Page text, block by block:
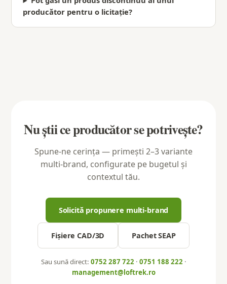
producător pentru o licitație?
Nu știi ce producător se potrivește?
Spune-ne cerința — primești 2–3 variante
multi-brand, configurate pe bugetul și
contextul tău.
Solicită propunere multi-brand
Fișiere CAD/3D Pachet SEAP
Sau sună direct: 0752 287 722 · 0751 188 222 ·
management@loftrek.ro